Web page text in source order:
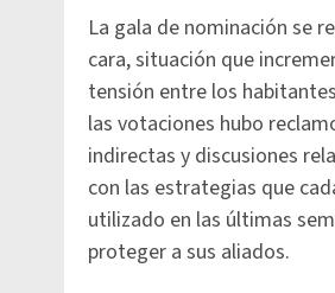
La gala de nominación se
cara, situación que
tensión entre los
las votaciones hubo
indirectas y discusiones
con las estrategias que
utilizado en las últimas
proteger a sus aliados.